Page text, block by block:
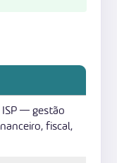
ISP — gestão
fiscal,